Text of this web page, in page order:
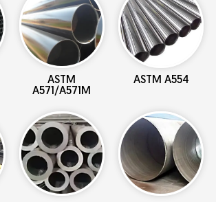
ASTM
A571/A571M
ASTM A554